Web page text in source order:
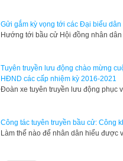
Gửi gắm kỳ vọng tới các Đại biểu dân
Hướng tới bầu cử Hội đồng nhân
Tuyên truyền lưu động chào mừng
HĐND các cấp nhiệm kỳ 2016-2021
Đoàn xe tuyên truyền lưu động phục
Công tác tuyên truyền bầu cử: Công
Làm thế nào để nhân dân hiểu